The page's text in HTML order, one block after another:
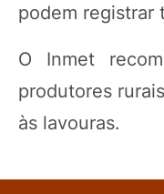
podem registrar
O Inmet
produtores
às lavouras.